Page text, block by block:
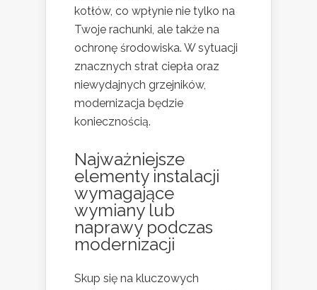
kotłów, co wpłynie nie tylko na
Twoje rachunki, ale także na
ochronę środowiska. W sytuacji
znacznych strat ciepła oraz
niewydajnych grzejników,
modernizacja będzie
koniecznością.
Najważniejsze
elementy instalacji
wymagające
wymiany lub
naprawy podczas
modernizacji
Skup się na kluczowych